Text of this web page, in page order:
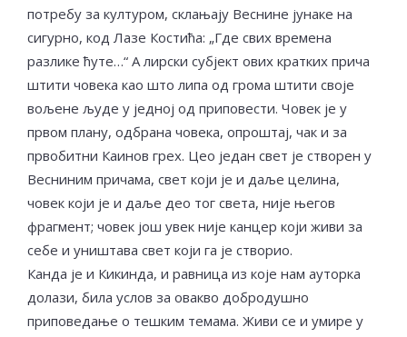
потребу за културом, склањају Веснине јунаке на
сигурно, код Лазе Костића: „Где свих времена
разлике ћуте…“ А лирски субјект ових кратких прича
штити човека као што липа од грома штити своје
вољене људе у једној од приповести. Човек је у
првом плану, одбрана човека, опроштај, чак и за
првобитни Каинов грех. Цео један свет је створен у
Весниним причама, свет који је и даље целина,
човек који је и даље део тог света, није његов
фрагмент; човек још увек није канцер који живи за
себе и уништава свет који га је створио.
Канда је и Кикинда, и равница из које нам ауторка
долази, била услов за овакво добродушно
приповедање о тешким темама. Живи се и умире у